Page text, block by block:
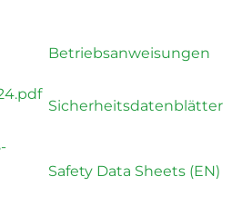
Betriebsanweisungen
Sicherheitsdatenblätter
Safety Data Sheets (EN)